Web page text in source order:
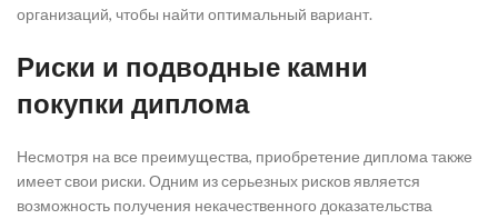
организаций, чтобы найти оптимальный вариант.
Риски и подводные камни
покупки диплома
Несмотря на все преимущества, приобретение диплома также
имеет свои риски. Одним из серьезных рисков является
возможность получения некачественного доказательства